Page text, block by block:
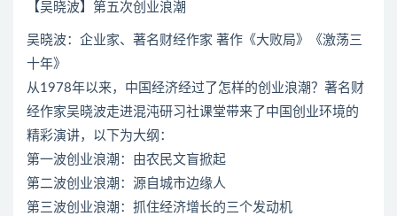
【吴晓波】第五次创业浪潮
吴晓波：企业家、著名财经作家 著作《大败局》《激荡三
十年》
从1978年以来，中国经济经过了怎样的创业浪潮？著名财
经作家吴晓波走进混沌研习社课堂带来了中国创业环境的
精彩演讲，以下为大纲：
第一波创业浪潮：由农民文盲掀起
第二波创业浪潮：源自城市边缘人
第三波创业浪潮：抓住经济增长的三个发动机